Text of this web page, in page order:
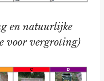
en natuurlijke
voor vergroting)